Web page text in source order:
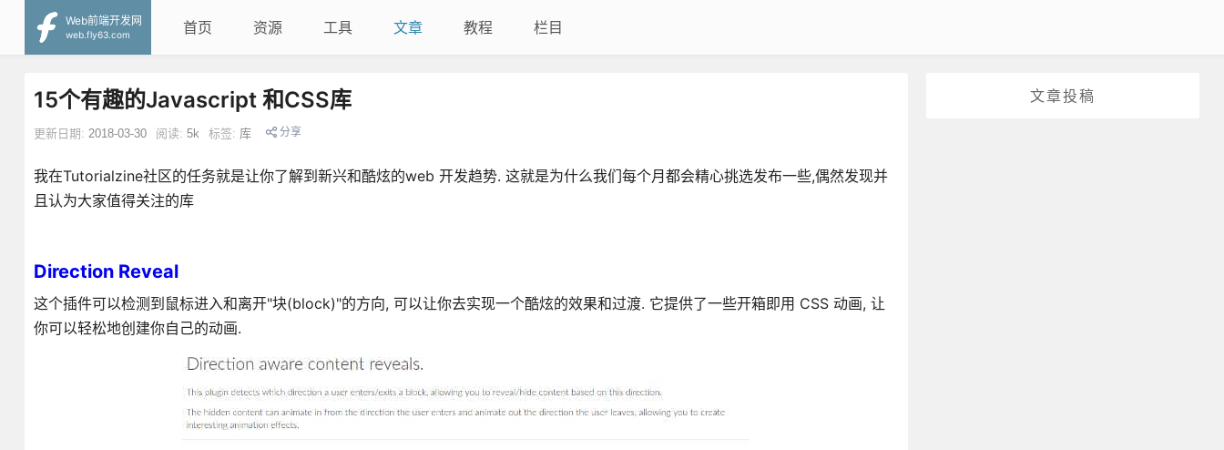
Web前端开发网
web.fly63.com
首页 资源 工具 文章 教程 栏目
文章投稿
15个有趣的Javascript 和CSS库
更新日期: 2018-03-30 阅读: 5k 标签: 库 分享
我在Tutorialzine社区的任务就是让你了解到新兴和酷炫的web 开发趋势. 这就是为什么我们每个月都会精心挑选发布一些,偶然发现并
且认为大家值得关注的库
Direction Reveal
这个插件可以检测到鼠标进入和离开"块(block)"的方向, 可以让你去实现一个酷炫的效果和过渡. 它提供了一些开箱即用 CSS 动画, 让
你可以轻松地创建你自己的动画.